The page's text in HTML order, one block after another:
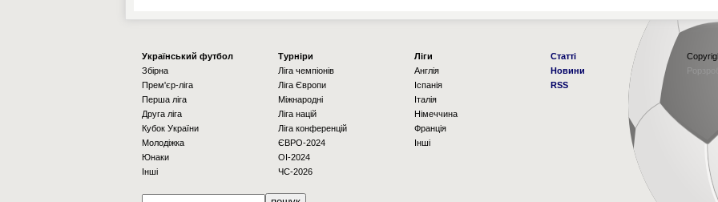
Українcький футбол
Збірна
Прем'єр-ліга
Перша ліга
Друга ліга
Кубок України
Молодіжка
Юнаки
Інші
Турніри
Ліга чемпіонів
Ліга Європи
Міжнародні
Ліга націй
Ліга конференцій
ЄВРО-2024
OI-2024
ЧС-2026
Ліги
Англія
Іспанія
Італія
Німеччина
Франція
Інші
Статті
Новини
RSS